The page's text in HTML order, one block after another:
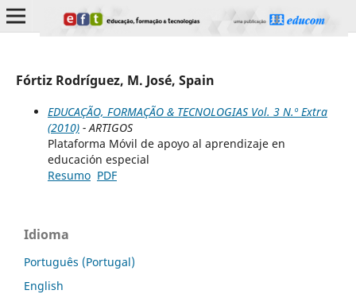
Fórtiz Rodríguez, M. José, Spain
EDUCAÇÃO, FORMAÇÃO & TECNOLOGIAS Vol. 3 N.º Extra
(2010)- ARTIGOS
Plataforma Móvil de apoyo al aprendizaje en
educación especial
Resumo PDF
Idioma
Português (Portugal)
English